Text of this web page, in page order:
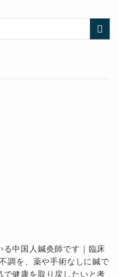
中国人鍼灸師です｜臨床
調を、薬や手術なしに鍼で
健康を取り戻したいと考